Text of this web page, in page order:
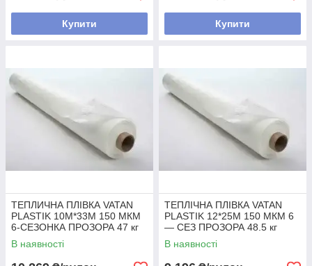
Купити Купити
ТЕПЛИЧНА ПЛІВКА VATAN
PLASTIK 10М*33М 150 МКМ
6-СЕЗОНКА ПРОЗОРА 47 кг
В наявності
ТЕПЛІЧНА ПЛІВКА VATAN
PLASTIK 12*25М 150 МКМ 6
— СЕЗ ПРОЗОРА 48.5 кг
В наявності